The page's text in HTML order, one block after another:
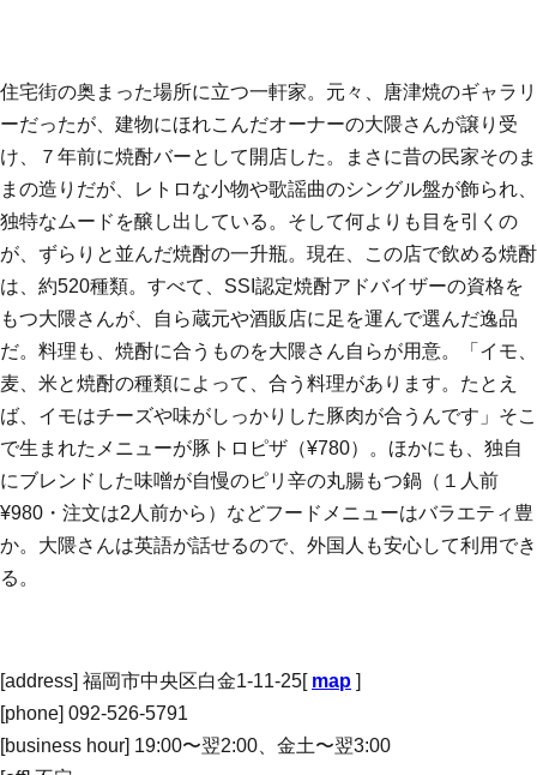
住宅街の奥まった場所に立つ一軒家。元々、唐津焼のギャラリ
ーだったが、建物にほれこんだオーナーの大隈さんが譲り受
け、７年前に焼酎バーとして開店した。まさに昔の民家そのま
まの造りだが、レトロな小物や歌謡曲のシングル盤が飾られ、
独特なムードを醸し出している。そして何よりも目を引くの
が、ずらりと並んだ焼酎の一升瓶。現在、この店で飲める焼酎
は、約520種類。すべて、SSI認定焼酎アドバイザーの資格を
もつ大隈さんが、自ら蔵元や酒販店に足を運んで選んだ逸品
だ。料理も、焼酎に合うものを大隈さん自らが用意。「イモ、
麦、米と焼酎の種類によって、合う料理があります。たとえ
ば、イモはチーズや味がしっかりした豚肉が合うんです」そこ
で生まれたメニューが豚トロピザ（¥780）。ほかにも、独自
にブレンドした味噌が自慢のピリ辛の丸腸もつ鍋（１人前
¥980・注文は2人前から）などフードメニューはバラエティ豊
か。大隈さんは英語が話せるので、外国人も安心して利用でき
る。
[address] 福岡市中央区白金1-11-25[ map ]
[phone] 092-526-5791
[business hour] 19:00〜翌2:00、金土〜翌3:00